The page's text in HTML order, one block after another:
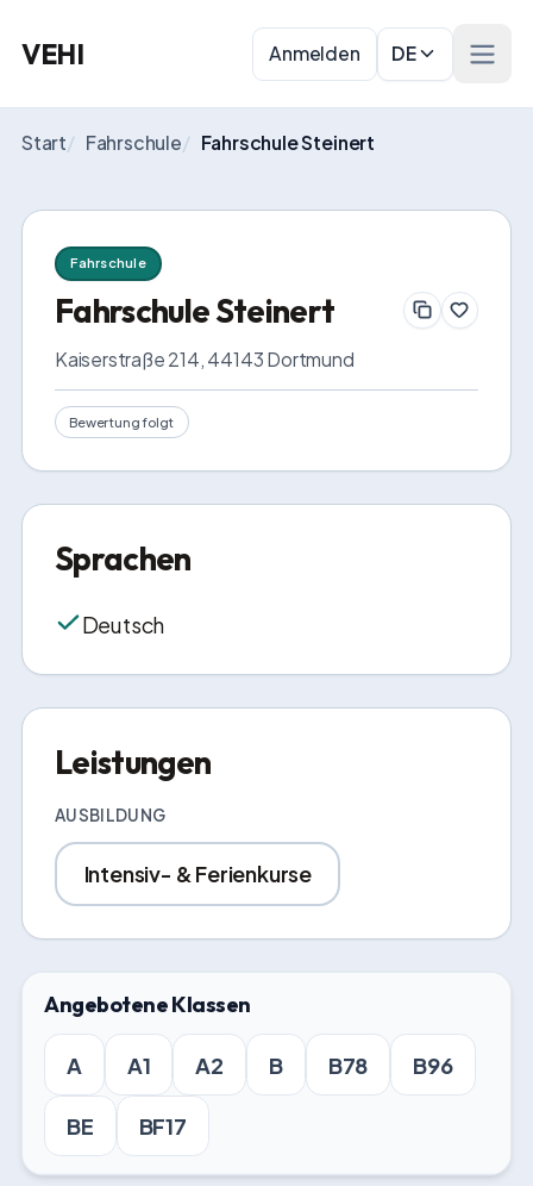
VEHI Anmelden DE
Start/ Fahrschule/ Fahrschule Steinert
Fahrschule
Fahrschule Steinert
Kaiserstraße 214, 44143 Dortmund
Bewertung folgt
Sprachen
Deutsch
Leistungen
AUSBILDUNG
Intensiv- & Ferienkurse
Angebotene Klassen
A A1 A2 B B78 B96
BE BF17